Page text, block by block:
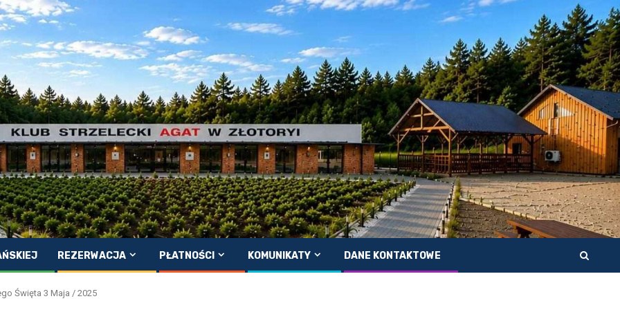
REZERWACJA PŁATNOŚCI KOMUNIKATY DANE KONTAKTOWE
Święta 3 Maja / 2025